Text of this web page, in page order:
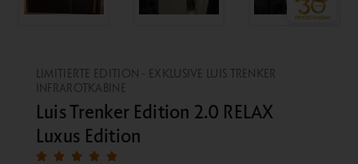
LIMITIERTE EDITION - EXKLUSIVE LUIS TRENKER
INFRAROTKABINE
Luis Trenker Edition 2.0 RELAX
Luxus Edition
    Bewertet